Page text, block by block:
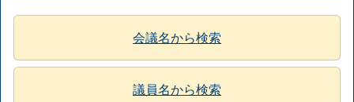
会議名から検索
議員名から検索